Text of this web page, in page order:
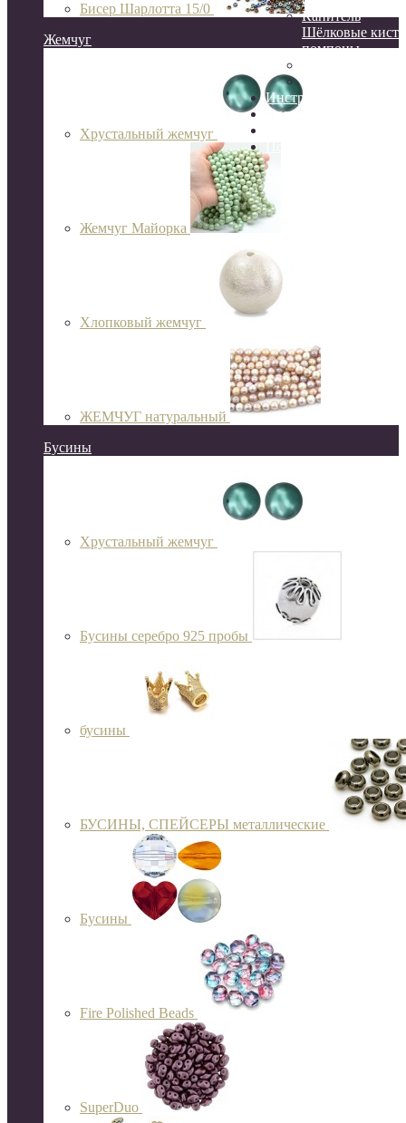
Бисер Шарлотта 15/0
Жемчуг
Хрустальный жемчуг
Жемчуг Майорка
Хлопковый жемчуг
ЖЕМЧУГ натуральный
Бусины
Хрустальный жемчуг
Бусины серебро 925 пробы
бусины
БУСИНЫ, СПЕЙСЕРЫ металлические
Бусины
Fire Polished Beads
SuperDuo
Канитель
Шёлковые
помпоны
Инструменты
Организация и